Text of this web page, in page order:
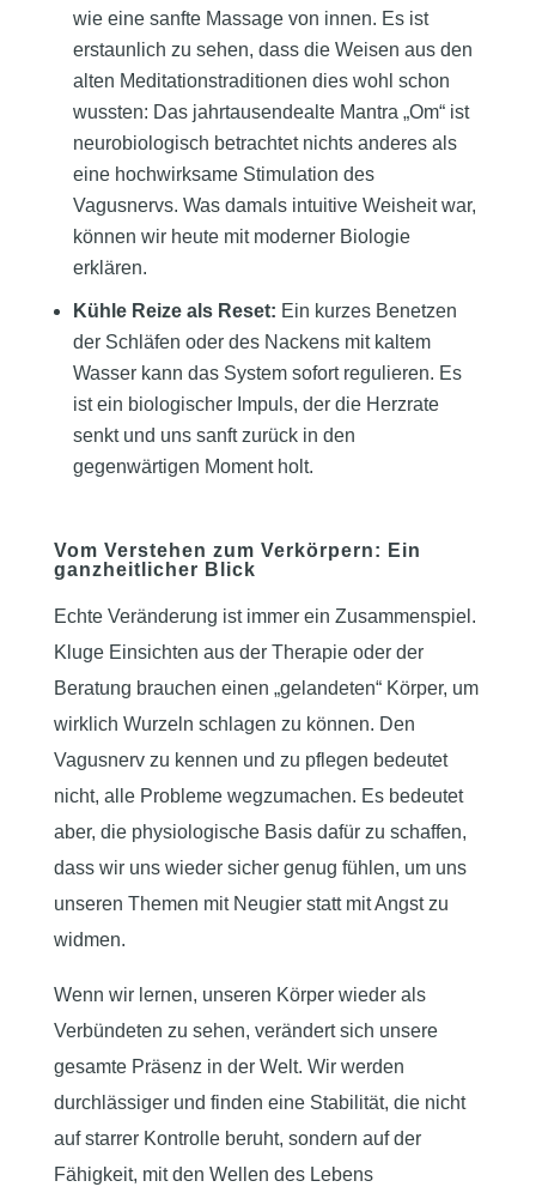
wie eine sanfte Massage von innen. Es ist
erstaunlich zu sehen, dass die Weisen aus den
alten Meditationstraditionen dies wohl schon
wussten: Das jahrtausendealte Mantra „Om“ ist
neurobiologisch betrachtet nichts anderes als
eine hochwirksame Stimulation des
Vagusnervs. Was damals intuitive Weisheit war,
können wir heute mit moderner Biologie
erklären.
Kühle Reize als Reset: Ein kurzes Benetzen
der Schläfen oder des Nackens mit kaltem
Wasser kann das System sofort regulieren. Es
ist ein biologischer Impuls, der die Herzrate
senkt und uns sanft zurück in den
gegenwärtigen Moment holt.
Vom Verstehen zum Verkörpern: Ein
ganzheitlicher Blick
Echte Veränderung ist immer ein Zusammenspiel.
Kluge Einsichten aus der Therapie oder der
Beratung brauchen einen „gelandeten“ Körper, um
wirklich Wurzeln schlagen zu können. Den
Vagusnerv zu kennen und zu pflegen bedeutet
nicht, alle Probleme wegzumachen. Es bedeutet
aber, die physiologische Basis dafür zu schaffen,
dass wir uns wieder sicher genug fühlen, um uns
unseren Themen mit Neugier statt mit Angst zu
widmen.
Wenn wir lernen, unseren Körper wieder als
Verbündeten zu sehen, verändert sich unsere
gesamte Präsenz in der Welt. Wir werden
durchlässiger und finden eine Stabilität, die nicht
auf starrer Kontrolle beruht, sondern auf der
Fähigkeit, mit den Wellen des Lebens